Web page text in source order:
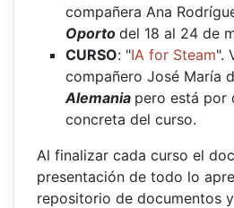
compañera Ana
Oporto del 18 al 24 de
CURSO: "IA for Steam".
compañero José María
Alemania pero está por
concreta del curso.
Al finalizar cada curso el
presentación de todo lo
repositorio de documentos